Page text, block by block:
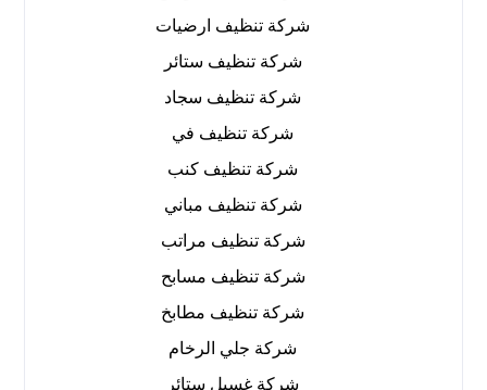
شركة تنظيف ارضيات
شركة تنظيف ستائر
شركة تنظيف سجاد
شركة تنظيف في
شركة تنظيف كنب
شركة تنظيف مباني
شركة تنظيف مراتب
شركة تنظيف مسابح
شركة تنظيف مطابخ
شركة جلي الرخام
شركة غسيل ستائر